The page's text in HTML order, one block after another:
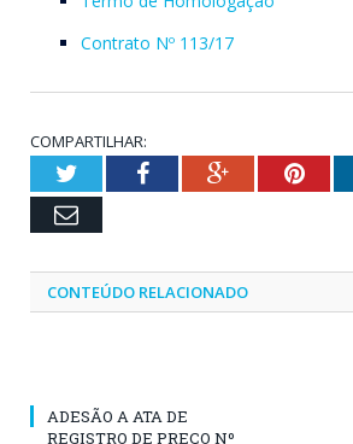
Contrato Nº 113/17
COMPARTILHAR:
TwitterFacebookGoogle+
Email
CONTEÚDO RELACIONADO
ADESÃO A ATA DE
REGISTRO DE PREÇO Nº